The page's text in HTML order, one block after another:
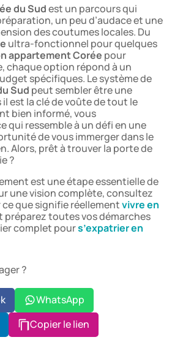
du Sudest un parcours qui
un peu d’audace et une
des coutumes locales. Du
ultra-fonctionnel pour quelques
appartement Corée pour
chaque option répond à un
spécifiques. Le système de
Sud peut sembler être une
est la clé de voûte de tout le
bien informé, vous
qui ressemble à un défi en une
de vous immerger dans le
Alors, prêt à trouver la porte de
?
est une étape essentielle de
une vision complète, consultez
que signifie réellementvivre en
préparez toutes vos démarches
complet pours’expatrier en
?
WhatsApp
Copier le lien